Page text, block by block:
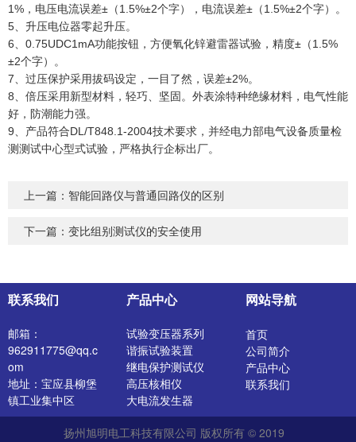
1%，电压电流误差±（1.5%±2个字），电流误差±（1.5%±2个字）。
5、升压电位器零起升压。
6、0.75UDC1mA功能按钮，方便氧化锌避雷器试验，精度±（1.5%
±2个字）。
7、过压保护采用拔码设定，一目了然，误差±2%。
8、倍压采用新型材料，轻巧、坚固。外表涂特种绝缘材料，电气性能
好，防潮能力强。
9、产品符合DL/T848.1-2004技术要求，并经电力部电气设备质量检
测测试中心型式试验，严格执行企标出厂。
上一篇： 智能回路仪与普通回路仪的区别
下一篇： 变比组别测试仪的安全使用
联系我们
邮箱：
962911775@qq.c
om
地址：宝应县柳堡
镇工业集中区
产品中心
试验变压器系列
谐振试验装置
继电保护测试仪
高压核相仪
大电流发生器
开关特性测试仪
高压发生器
网站导航
首页
公司简介
产品中心
联系我们
扬州旭明电工科技有限公司 版权所有 © 2019